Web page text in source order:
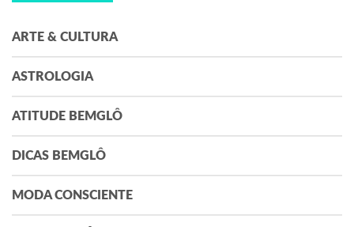
ARTE & CULTURA
ASTROLOGIA
ATITUDE BEMGLÔ
DICAS BEMGLÔ
MODA CONSCIENTE